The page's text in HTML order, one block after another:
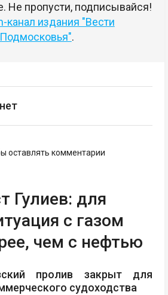
Не пропусти, подписывайся!
канал издания "Вести
Подмосковья".
оставлять комментарии
Гулиев: для
с газом
чем с нефтью
пролив закрыт для
судоходства